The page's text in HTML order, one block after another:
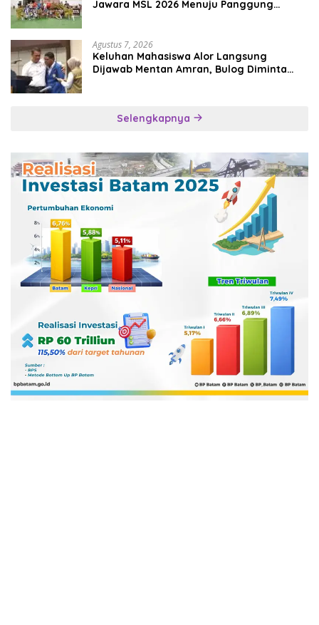
Jawara MSL 2026 Menuju Panggung
Agustus 7, 2026
Keluhan Mahasiswa Alor Langsung
Dijawab Mentan Amran, Bulog Diminta
Selengkapnya